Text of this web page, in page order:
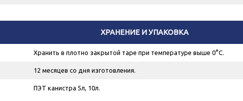
ХРАНЕНИЕ И УПАКОВКА
Хранить в плотно закрытой таре при температуре выше 0°С.
12 месяцев со дня изготовления.
ПЭТ канистра 5л, 10л.